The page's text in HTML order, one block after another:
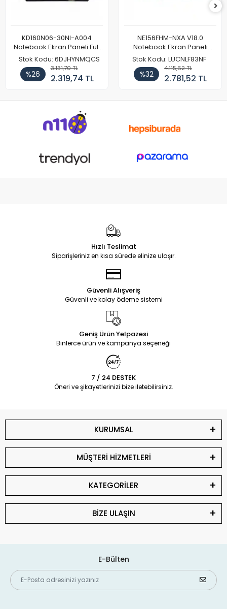
KD160N06-30NI-A004
Notebook Ekran Paneli Full
HD
Stok Kodu: 6DJHYNMQCS
%26
3.131,70 TL
2.319,74 TL
NE156FHM-NXA V18.0
Notebook Ekran Paneli
144Hz
Stok Kodu: LUCNLF83NF
%32
4.115,62 TL
2.781,52 TL
Hızlı Teslimat
Siparişleriniz en kısa sürede elinize ulaşır.
Güvenli Alışveriş
Güvenli ve kolay ödeme sistemi
Geniş Ürün Yelpazesi
Binlerce ürün ve kampanya seçeneği
7 / 24 DESTEK
Öneri ve şikayetlerinizi bize iletebilirsiniz.
KURUMSAL
MÜŞTERİ HİZMETLERİ
KATEGORİLER
BİZE ULAŞIN
E-Bülten